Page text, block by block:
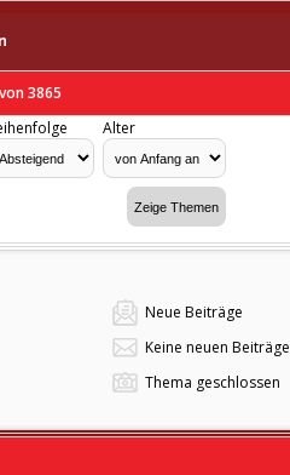
3865
Alter
Neue Beiträge
Keine neuen Beiträge
Thema geschlossen